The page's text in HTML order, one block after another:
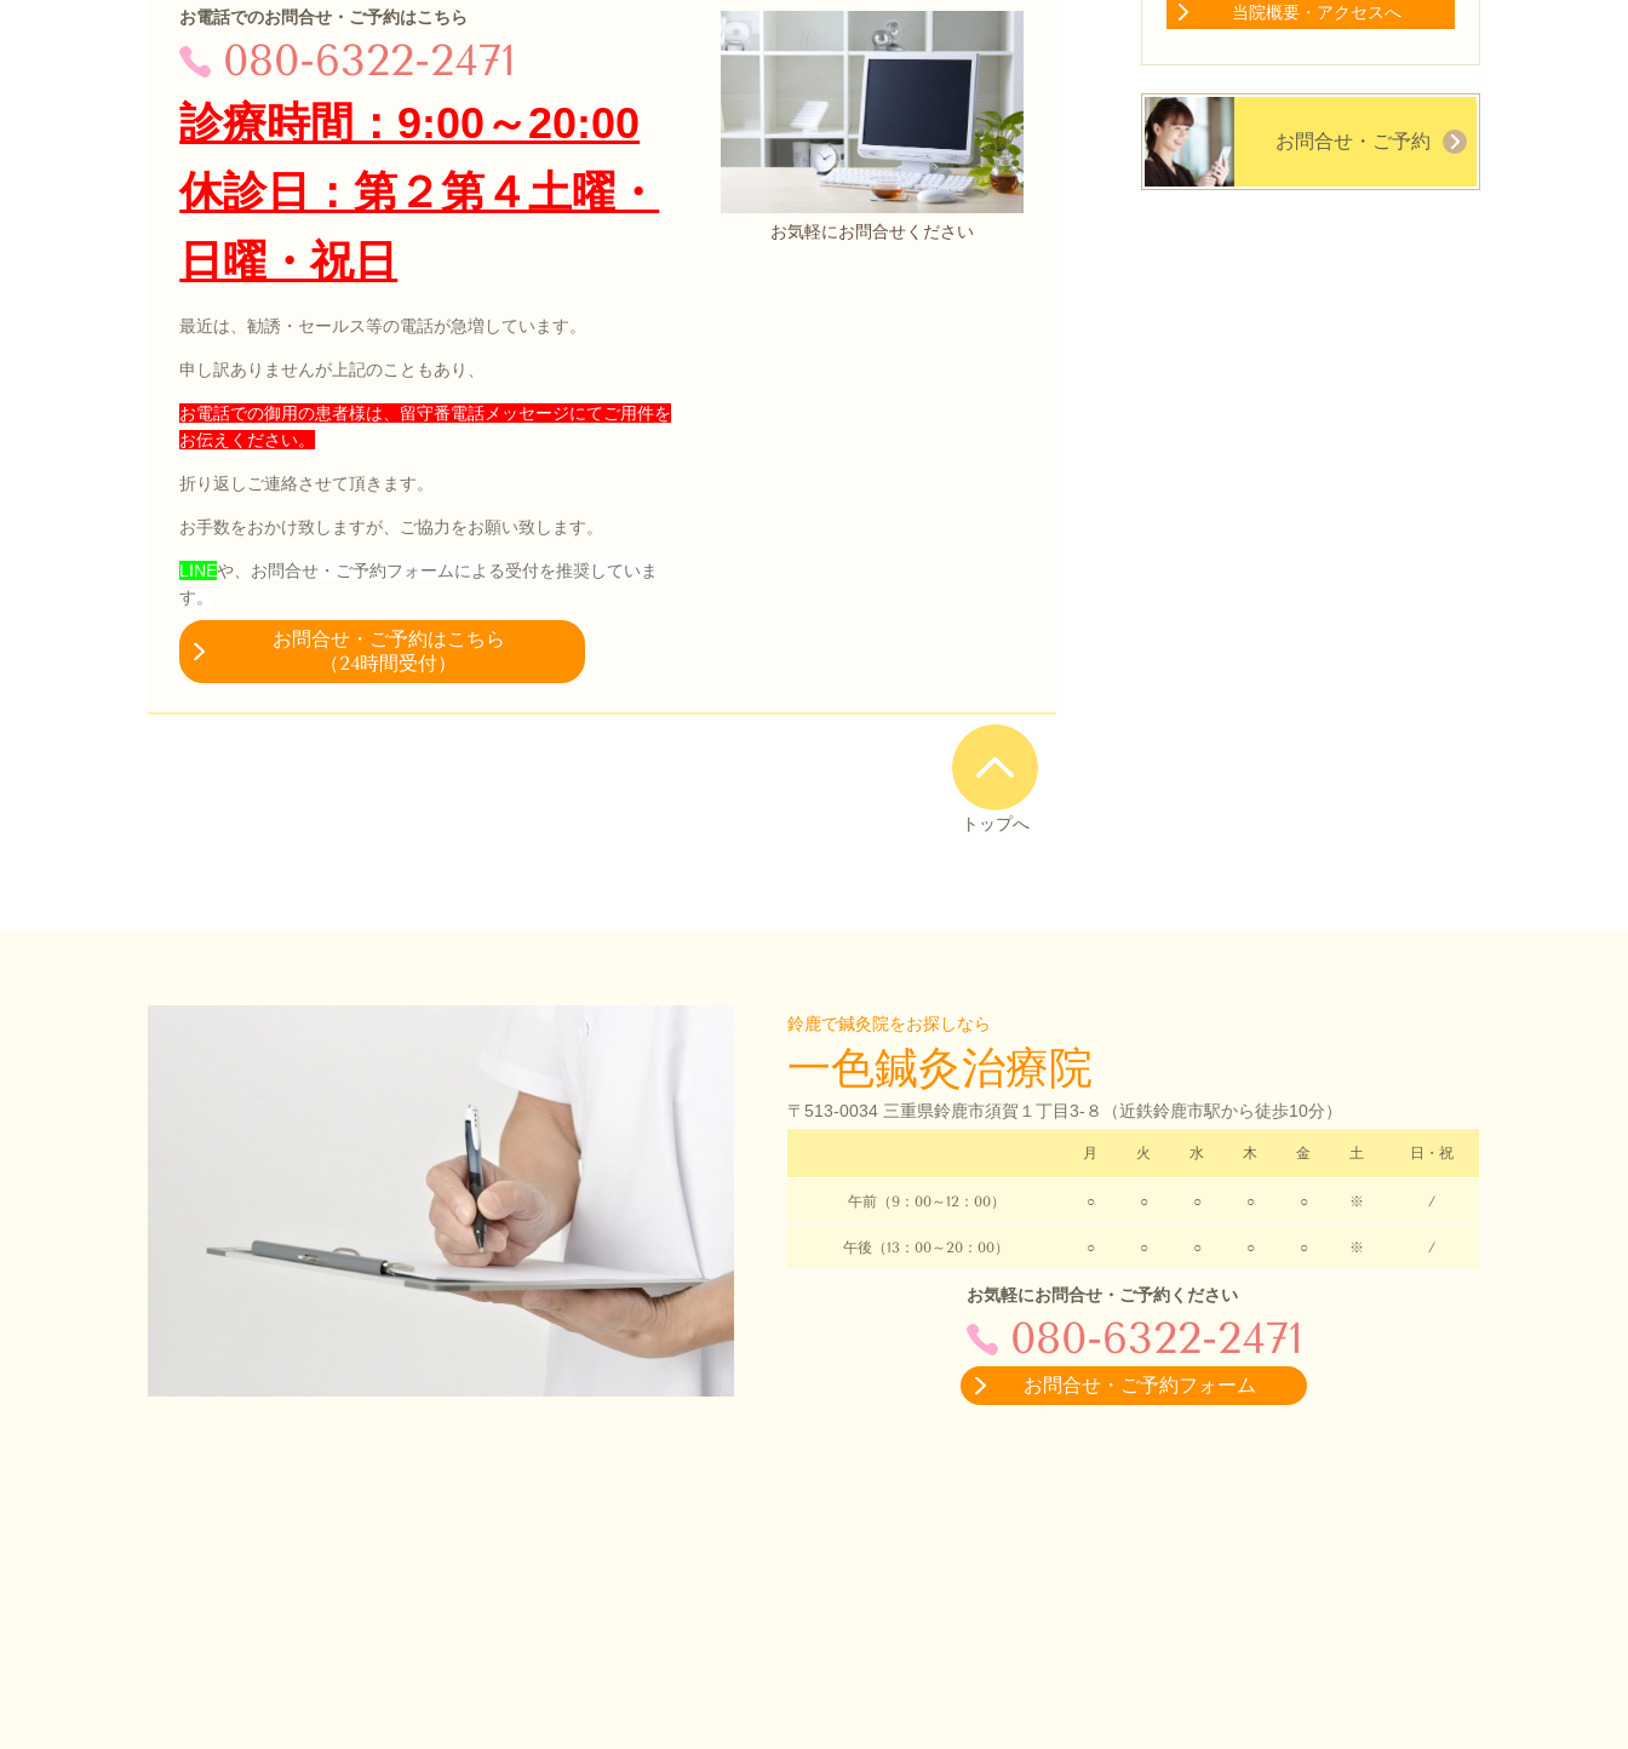
お気軽にお問合せください
お電話でのお問合せ・ご予約はこちら
080-6322-2471
診療時間：9:00～20:00
休診日：第２第４土曜・
日曜・祝日
最近は、勧誘・セールス等の電話が急増しています。
申し訳ありませんが上記のこともあり、
お電話での御用の患者様は、留守番電話メッセージにてご用件を
お伝えください。
折り返しご連絡させて頂きます。
お手数をおかけ致しますが、ご協力をお願い致します。
LINEや、 お問合せ・ご予約フォームによる受付を推奨していま
す。
お問合せ・ ご予約はこちら
（24時間受付）
トップへ
当院概要・アクセスへ
お問合せ・ご予約
鈴鹿で鍼灸院をお探しなら
一色鍼灸治療院
〒513-0034 三重県鈴鹿市須賀１丁目3-８（近鉄鈴鹿市駅から徒歩10分）
月 火 水 木 金 土 日・祝
午前（9：00～12：00） ○ ○ ○ ○ ○ ※ /
午後（13：00～20：00） ○ ○ ○ ○ ○ ※ /
お気軽にお問合せ・ご予約ください
080-6322-2471
お問合せ・ご予約フォーム